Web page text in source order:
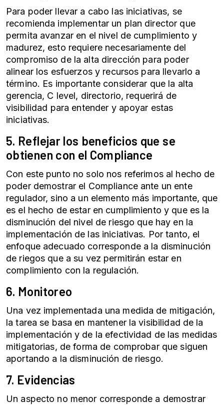
Para poder llevar a cabo las iniciativas, se
recomienda implementar un plan director que
permita avanzar en el nivel de cumplimiento y
madurez, esto requiere necesariamente del
compromiso de la alta dirección para poder
alinear los esfuerzos y recursos para llevarlo a
término. Es importante considerar que la alta
gerencia, C level, directorio, requerirá de
visibilidad para entender y apoyar estas
iniciativas.
5. Reflejar los beneficios que se
obtienen con el Compliance
Con este punto no solo nos referimos al hecho de
poder demostrar el Compliance ante un ente
regulador, sino a un elemento más importante, que
es el hecho de estar en cumplimiento y que es la
disminución del nivel de riesgo que hay en la
implementación de las iniciativas. Por tanto, el
enfoque adecuado corresponde a la disminución
de riegos que a su vez permitirán estar en
complimiento con la regulación.
6. Monitoreo
Una vez implementada una medida de mitigación,
la tarea se basa en mantener la visibilidad de la
implementación y de la efectividad de las medidas
mitigatorias, de forma de comprobar que siguen
aportando a la disminución de riesgo.
7. Evidencias
Un aspecto no menor corresponde a demostrar